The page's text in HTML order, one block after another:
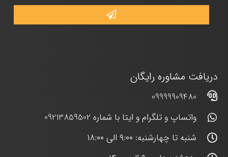
دریافت مشاوره رایگان
09999909480
واتساپ و تلگرام و ایتا با شماره 09213859502
شنبه تا چهارشنبه: ۹:۰۰ الی ۱۸:۰۰